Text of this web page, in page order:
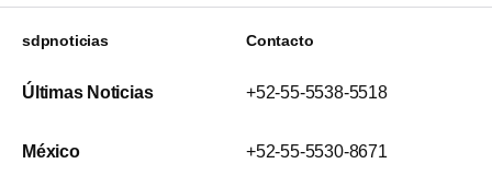
sdpnoticias
Últimas Noticias
México
Contacto
+52-55-5538-5518
+52-55-5530-8671